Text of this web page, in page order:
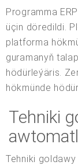
Programma
üçin döredildi.
platforma
guramanyň
hödürleýäris.
hökmünde
Tehniki
Tehniki